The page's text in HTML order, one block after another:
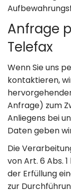
Anfrage
Telefax
Wenn Sie uns
kontaktieren,
Anfrage) zum
Anliegens bei
Daten geben
Die
von Art. 6 Abs.
der Erfüllung
zur